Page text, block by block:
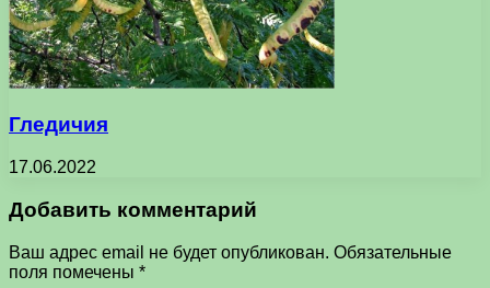
Гледичия
17.06.2022
Добавить комментарий
Ваш адрес email не будет опубликован. Обязательные
поля помечены *